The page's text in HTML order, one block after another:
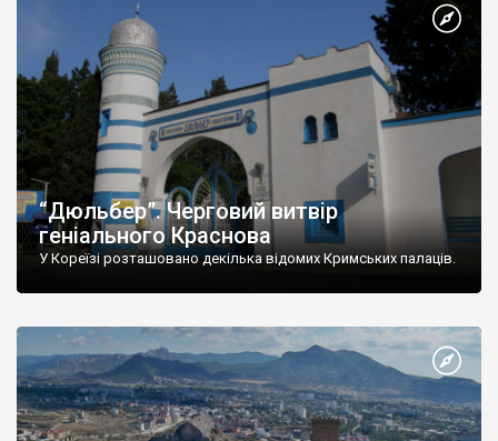
“Дюльбер”. Черговий витвір
геніального Краснова
У Кореїзі розташовано декілька відомих Кримських палаців.